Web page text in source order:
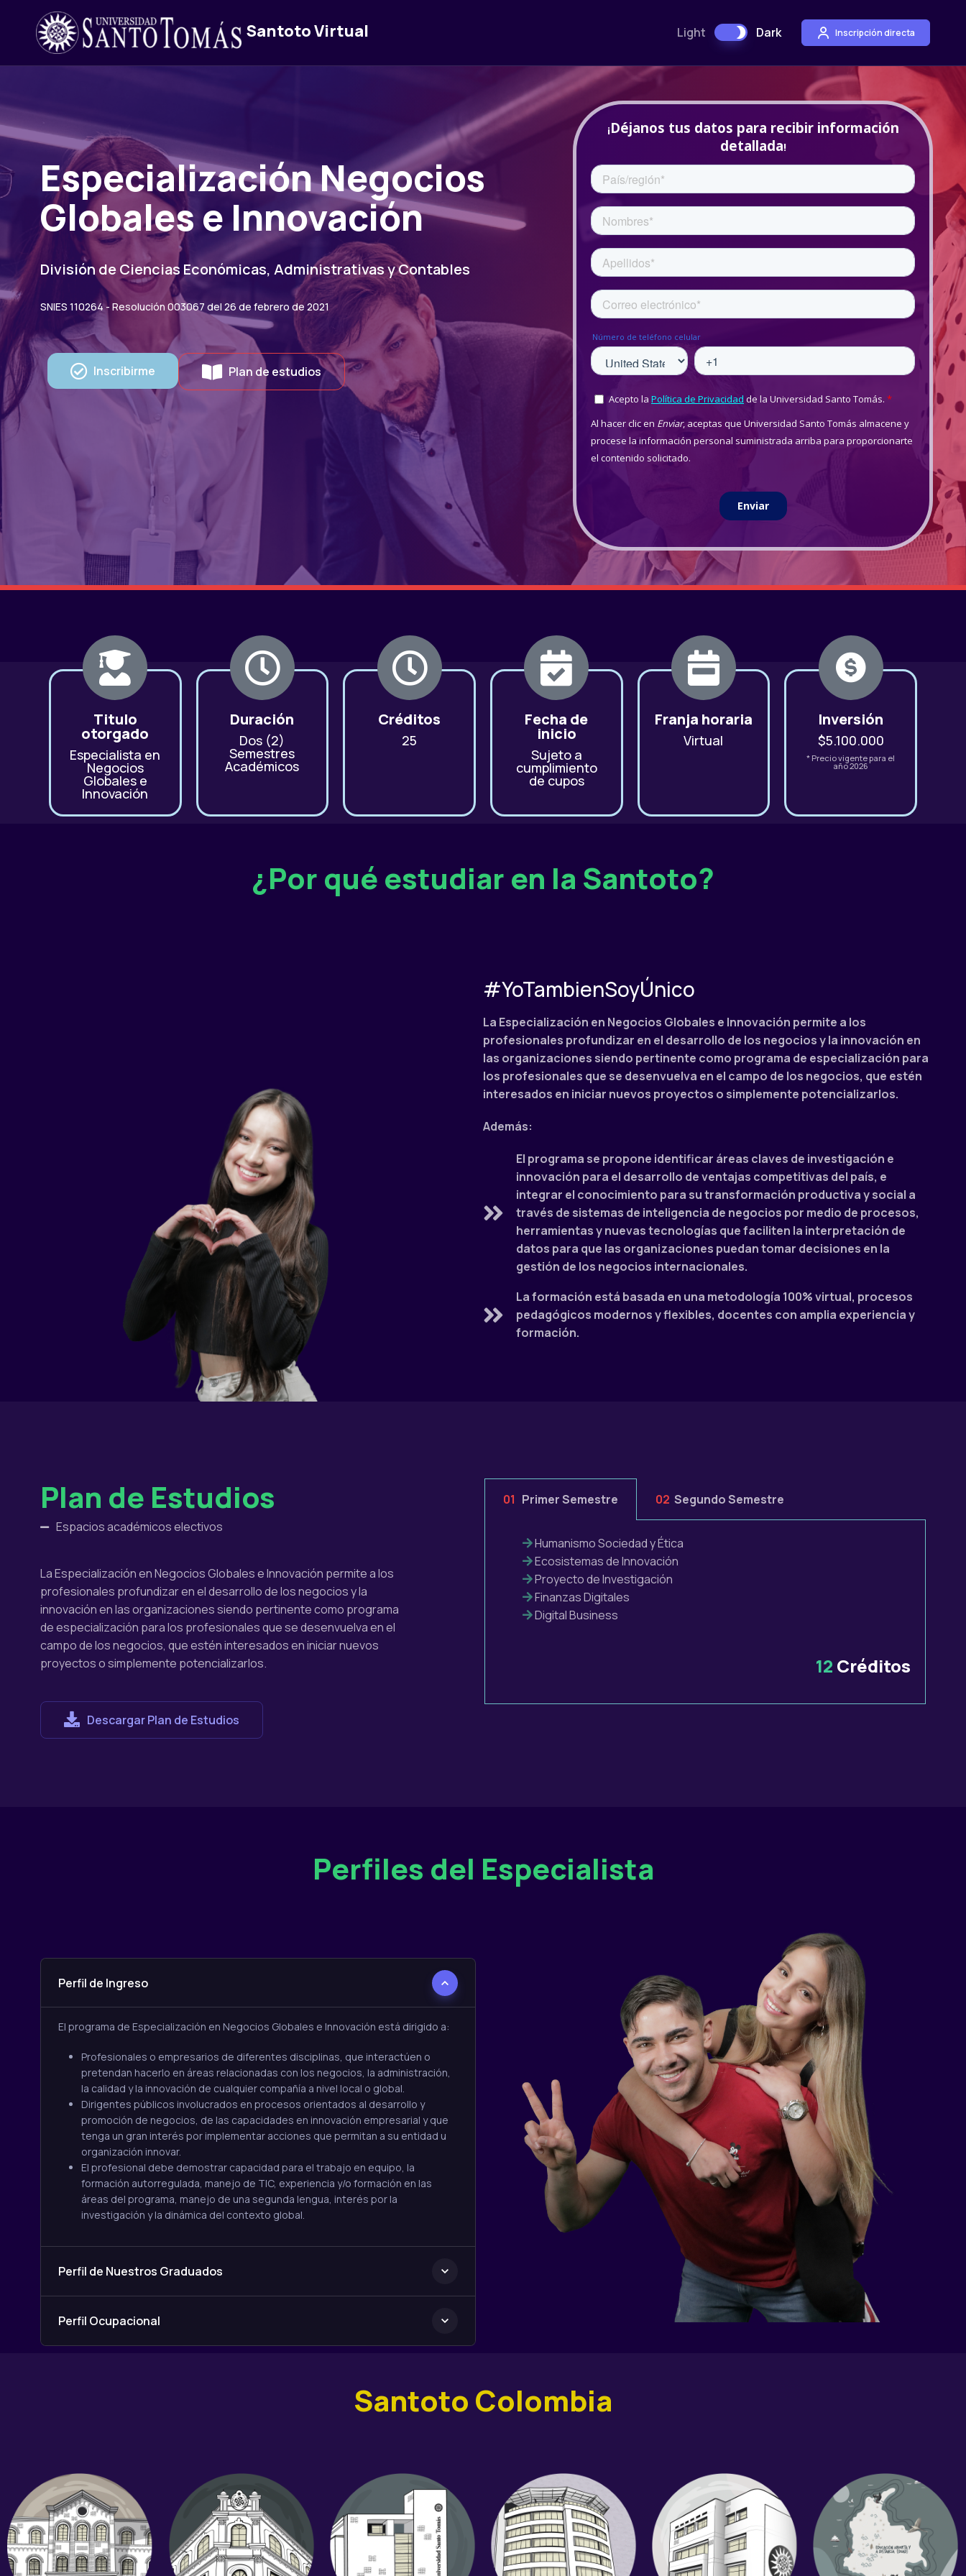
Santoto Virtual Light Dark Inscripción directa
Especialización Negocios
Globales e Innovación
División de Ciencias Económicas, Administrativas y Contables
SNIES 110264 - Resolución 003067 del 26 de febrero de 2021
Inscribirme Plan de estudios
Titulo
otorgado
Especialista en
Negocios
Globales e
Innovación
Duración
Dos (2)
Semestres
Académicos
Créditos
25
Fecha de
inicio
Sujeto a
cumplimiento
de cupos
Franja horaria
Virtual
Inversión
$5.100.000
* Precio vigente para el
año 2026
¿Por qué estudiar en la Santoto?
#YoTambienSoyÚnico
La Especialización en Negocios Globales e Innovación permite a los
profesionales profundizar en el desarrollo de los negocios y la innovación en
las organizaciones siendo pertinente como programa de especialización para
los profesionales que se desenvuelva en el campo de los negocios, que estén
interesados en iniciar nuevos proyectos o simplemente potencializarlos.
Además:
El programa se propone identificar áreas claves de investigación e
innovación para el desarrollo de ventajas competitivas del país, e
integrar el conocimiento para su transformación productiva y social a
través de sistemas de inteligencia de negocios por medio de procesos,
herramientas y nuevas tecnologías que faciliten la interpretación de
datos para que las organizaciones puedan tomar decisiones en la
gestión de los negocios internacionales.
La formación está basada en una metodología 100% virtual, procesos
pedagógicos modernos y flexibles, docentes con amplia experiencia y
formación.
Plan de Estudios
Espacios académicos electivos
La Especialización en Negocios Globales e Innovación permite a los
profesionales profundizar en el desarrollo de los negocios y la
innovación en las organizaciones siendo pertinente como programa
de especialización para los profesionales que se desenvuelva en el
campo de los negocios, que estén interesados en iniciar nuevos
proyectos o simplemente potencializarlos.
Descargar Plan de Estudios
01 Primer Semestre 02 Segundo Semestre
Humanismo Sociedad y Ética
Ecosistemas de Innovación
Proyecto de Investigación
Finanzas Digitales
Digital Business
12 Créditos
Perfiles del Especialista
Perfil de Ingreso
El programa de Especialización en Negocios Globales e Innovación está dirigido a:
Profesionales o empresarios de diferentes disciplinas, que interactúen o
pretendan hacerlo en áreas relacionadas con los negocios, la administración,
la calidad y la innovación de cualquier compañía a nivel local o global.
Dirigentes públicos involucrados en procesos orientados al desarrollo y
promoción de negocios, de las capacidades en innovación empresarial y que
tenga un gran interés por implementar acciones que permitan a su entidad u
organización innovar.
El profesional debe demostrar capacidad para el trabajo en equipo, la
formación autorregulada, manejo de TIC, experiencia y/o formación en las
áreas del programa, manejo de una segunda lengua, interés por la
investigación y la dinámica del contexto global.
Perfil de Nuestros Graduados
Perfil Ocupacional
Santoto Colombia